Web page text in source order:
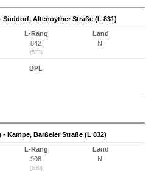
Süddorf, Altenoyther Straße (L 831)
L-Rang
842
(573)
Land
NI
BPL
Kampe, Barßeler Straße (L 832)
L-Rang
908
(639)
Land
NI